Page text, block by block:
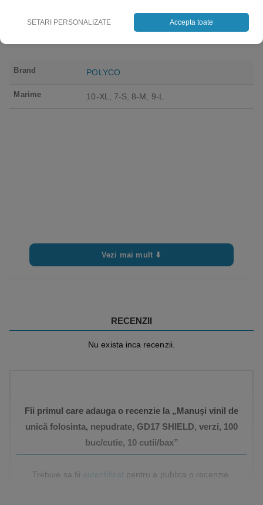
Brand POLYCO
Marime 10-XL, 7-S, 8-M, 9-L
Vezi mai mult ⬇
RECENZII
Nu exista inca recenzii.
Fii primul care adauga o recenzie la „Manuși vinil de
unică folosinta, nepudrate, GD17 SHIELD, verzi, 100
buc/cutie, 10 cutii/bax”
Trebuie sa fii autentificat pentru a publica o recenzie.
SETARI PERSONALIZATE Accepta toate